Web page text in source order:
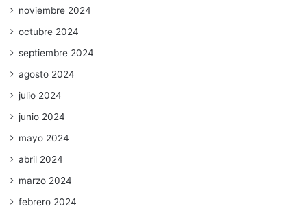
noviembre 2024
octubre 2024
septiembre 2024
agosto 2024
julio 2024
junio 2024
mayo 2024
abril 2024
marzo 2024
febrero 2024